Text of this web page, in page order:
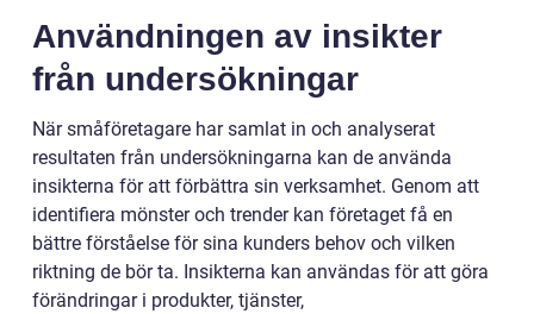
Användningen av insikter
från undersökningar
När småföretagare har samlat in och analyserat
resultaten från undersökningarna kan de använda
insikterna för att förbättra sin verksamhet. Genom att
identifiera mönster och trender kan företaget få en
bättre förståelse för sina kunders behov och vilken
riktning de bör ta. Insikterna kan användas för att göra
förändringar i produkter, tjänster,